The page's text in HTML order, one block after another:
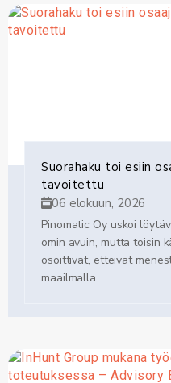
Suorahaku toi esiin
tavoitettu
06 elokuun, 2026
Pinomatic Oy uskoi
omin avuin, mutta toisin
osoittivat, etteivät
maailmalla...